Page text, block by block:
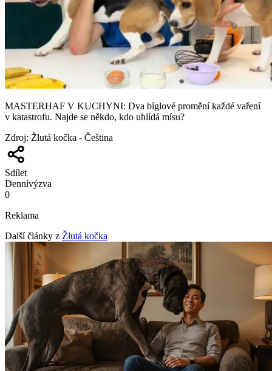
MASTERHAF V KUCHYNI: Dva bíglové promění každé vaření
v katastrofu. Najde se někdo, kdo uhlídá mísu?
Zdroj: Žlutá kočka - Čeština
Sdílet
Dennívýzva
0
Reklama
Další články z Žlutá kočka